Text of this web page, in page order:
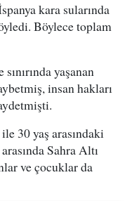
kara sularında
Böylece toplam
yaşanan
insan hakları
30 yaş arasındaki
Sahra Altı
ve çocuklar da